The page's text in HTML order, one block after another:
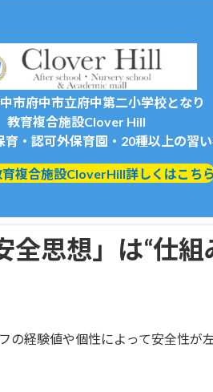
市府中市立府中第二小学校となり
教育複合施設Clover Hill
育・認可外保育園・20種以上の習
複合施設CloverHill詳しくはこち
思想」は“仕組
経験値や個性によって安全性が